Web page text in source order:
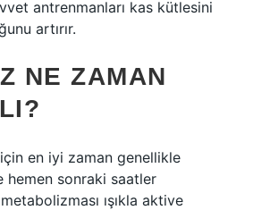
antrenmanları kas kütlesini
artırır.
NE ZAMAN
en iyi zaman genellikle
hemen sonraki saatler
ışıkla aktive